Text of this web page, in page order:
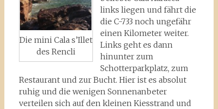
Die mini Cala s’Illet
des Rencli
links liegen und fährt die
die C-733 noch ungefähr
einen Kilometer weiter.
Links geht es dann
hinunter zum
Schotterparkplatz, zum
Restaurant und zur Bucht. Hier ist es absolut
ruhig und die wenigen Sonnenanbeter
verteilen sich auf den kleinen Kiesstrand und